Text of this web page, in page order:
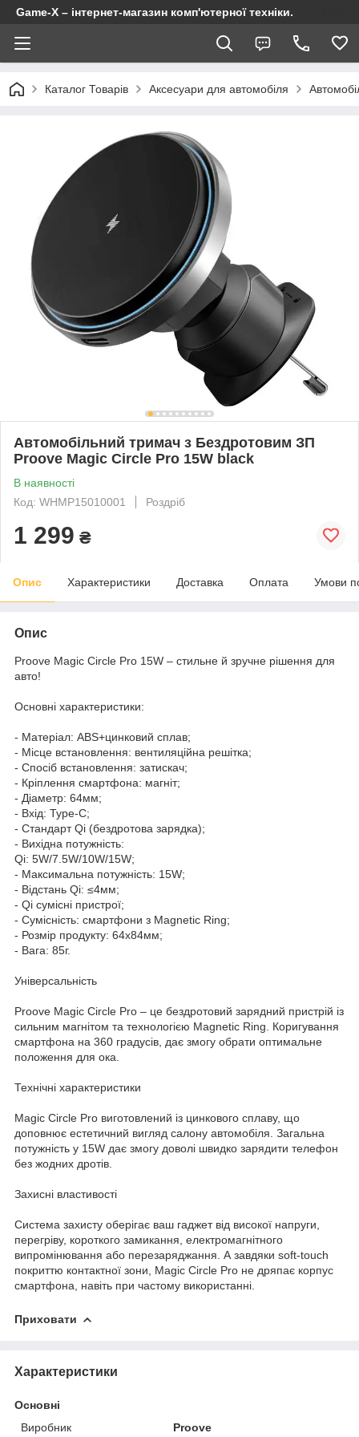
Game-X – інтернет-магазин комп'ютерної техніки.
Каталог Товарів Аксесуари для автомобіля
Автомобільний тримач з Бездротовим ЗП
Proove Magic Circle Pro 15W black
В наявності
Код: WHMP15010001
Роздріб
1 299 ₴
Опис Характеристики Доставка Оплата Умови
Опис
Proove Magic Circle Pro 15W – стильне й зручне рішення для
авто!
Основні характеристики:
- Матеріал: ABS+цинковий сплав;
- Місце встановлення: вентиляційна решітка;
- Спосіб встановлення: затискач;
- Кріплення смартфона: магніт;
- Діаметр: 64мм;
- Вхід: Type-C;
- Стандарт Qi (бездротова зарядка);
- Вихідна потужність:
Qi: 5W/7.5W/10W/15W;
- Максимальна потужність: 15W;
- Відстань Qi: ≤4мм;
- Qi сумісні пристрої;
- Сумісність: смартфони з Magnetic Ring;
- Розмір продукту: 64х84мм;
- Вага: 85г.
Універсальність
Proove Mаgic Circle Pro – це бездротовий зарядний пристрій із
сильним магнітом та технологією Magnetic Ring. Коригування
смартфона на 360 градусів, дає змогу обрати оптимальне
положення для ока.
Технічні характеристики
Magic Circle Pro виготовлений із цинкового сплаву, що
доповнює естетичний вигляд салону автомобіля. Загальна
потужність у 15W дає змогу доволі швидко зарядити телефон
без жодних дротів.
Захисні властивості
Система захисту оберігає ваш гаджет від високої напруги,
перегріву, короткого замикання, електромагнітного
випромінювання або перезаряджання. А завдяки soft-touch
покриттю контактної зони, Magic Circle Pro не дряпає корпус
смартфона, навіть при частому використанні.
Приховати
Характеристики
Основні
Виробник
Proove